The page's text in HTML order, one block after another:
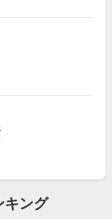
キング